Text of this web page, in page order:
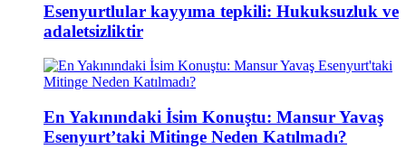
Esenyurtlular kayyıma tepkili: Hukuksuzluk ve
adaletsizliktir
En Yakınındaki İsim Konuştu: Mansur Yavaş
Esenyurt’taki Mitinge Neden Katılmadı?